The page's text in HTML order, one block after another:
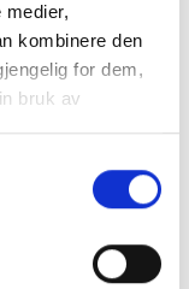
medier,
kombinere den
for dem,
bruk av